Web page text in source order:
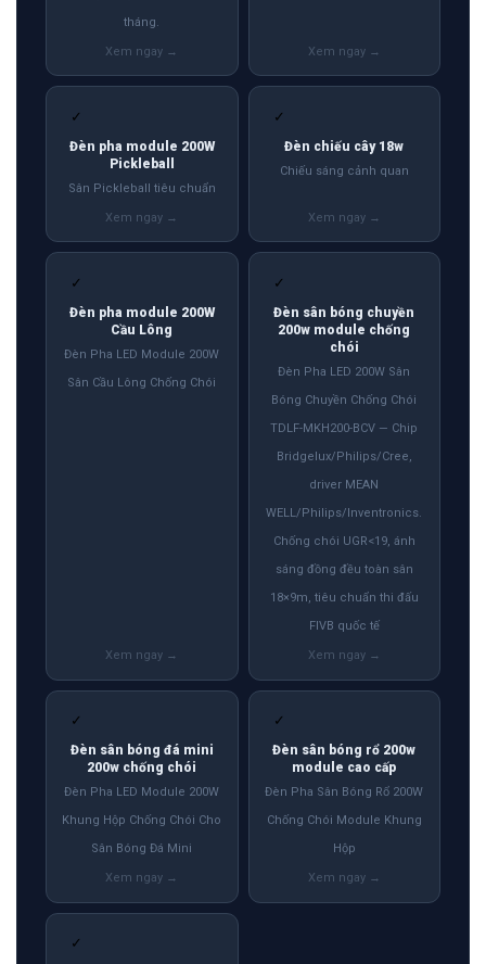
tháng.
✓
Đèn pha module 200W
Pickleball
Sân Pickleball tiêu chuẩn
✓
Đèn chiếu cây 18w
Chiếu sáng cảnh quan
✓
Đèn pha module 200W
Cầu Lông
Đèn Pha LED Module 200W
Sân Cầu Lông Chống Chói
✓
Đèn sân bóng chuyền
200w module chống
chói
Đèn Pha LED 200W Sân
Bóng Chuyền Chống Chói
TDLF-MKH200-BCV — Chip
Bridgelux/Philips/Cree,
driver MEAN
WELL/Philips/Inventronics.
Chống chói UGR<19, ánh
sáng đồng đều toàn sân
18×9m, tiêu chuẩn thi đấu
FIVB quốc tế
✓
Đèn sân bóng đá mini
200w chống chói
Đèn Pha LED Module 200W
Khung Hộp Chống Chói Cho
Sân Bóng Đá Mini
✓
Đèn sân bóng rổ 200w
module cao cấp
Đèn Pha Sân Bóng Rổ 200W
Chống Chói Module Khung
Hộp
✓